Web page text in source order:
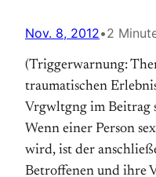
Nov. 8, 2012•2
(Triggerwarnung:
traumatischen
Vrgwltgng im Beitrag
Wenn einer Person
wird, ist der
Betroffenen und ihre